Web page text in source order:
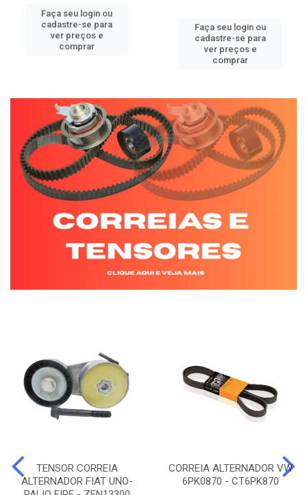
Faça seu login ou
cadastre-se para
ver preços e
comprar
Faça seu login ou
cadastre-se para
ver preços e
comprar
TENSOR CORREIA
ALTERNADOR FIAT UNO-
CORREIA ALTERNADOR VW
6PK0870 - CT6PK870